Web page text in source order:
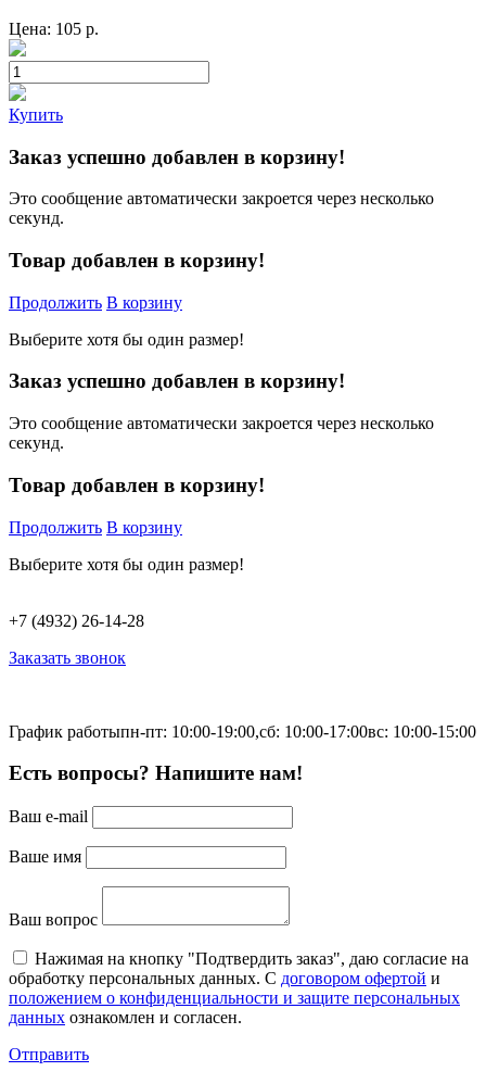
Цена: 105 р.
Купить
Заказ успешно добавлен в корзину!
Это сообщение автоматически закроется через несколько
секунд.
Товар добавлен в корзину!
Продолжить В корзину
Выберите хотя бы один размер!
Заказ успешно добавлен в корзину!
Это сообщение автоматически закроется через несколько
секунд.
Товар добавлен в корзину!
Продолжить В корзину
Выберите хотя бы один размер!
+7 (4932) 26-14-28
Заказать звонок
График работыпн-пт: 10:00-19:00,сб: 10:00-17:00вс: 10:00-15:00
Есть вопросы? Напишите нам!
Ваш e-mail
Ваше имя
Ваш вопрос
Нажимая на кнопку "Подтвердить заказ", даю согласие на
обработку персональных данных. С договором офертой и
положением о конфиденциальности и защите персональных
данных ознакомлен и согласен.
Отправить